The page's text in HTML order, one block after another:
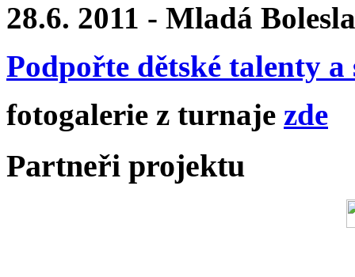
28.6. 2011 - Mladá
Podpořte dětské talenty
fotogalerie z turnaje zde
Partneři projektu